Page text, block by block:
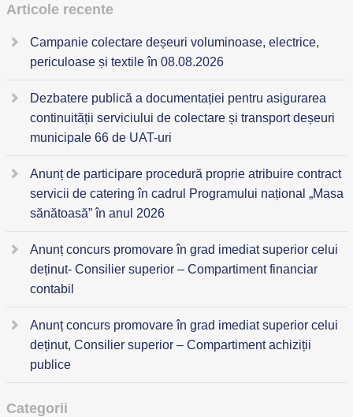
Articole recente
Campanie colectare deșeuri voluminoase, electrice,
periculoase și textile în 08.08.2026
Dezbatere publică a documentației pentru asigurarea
continuității serviciului de colectare și transport deșeuri
municipale 66 de UAT-uri
Anunț de participare procedură proprie atribuire contract
servicii de catering în cadrul Programului național „Masa
sănătoasă” în anul 2026
Anunț concurs promovare în grad imediat superior celui
deținut- Consilier superior – Compartiment financiar
contabil
Anunț concurs promovare în grad imediat superior celui
deținut, Consilier superior – Compartiment achiziții
publice
Categorii